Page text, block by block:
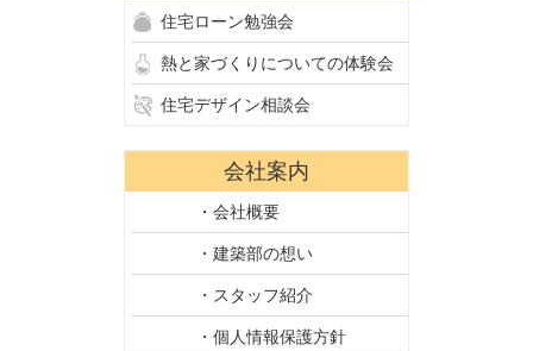
住宅ローン勉強会
熱と家づくりについての体験会
住宅デザイン相談会
会社案内
・会社概要
・建築部の想い
・スタッフ紹介
・個人情報保護方針